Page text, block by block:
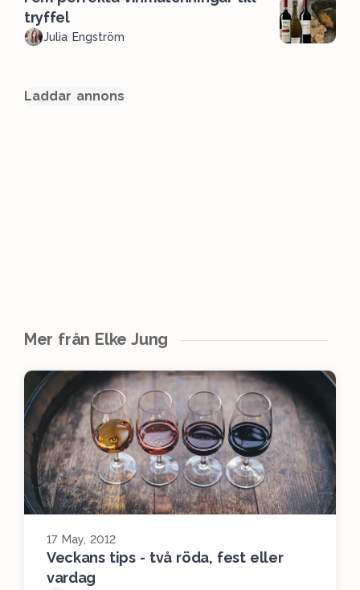
tryffel
Julia Engström
Laddar annons
Mer från Elke Jung
17 May, 2012
Veckans tips - två röda, fest eller
vardag